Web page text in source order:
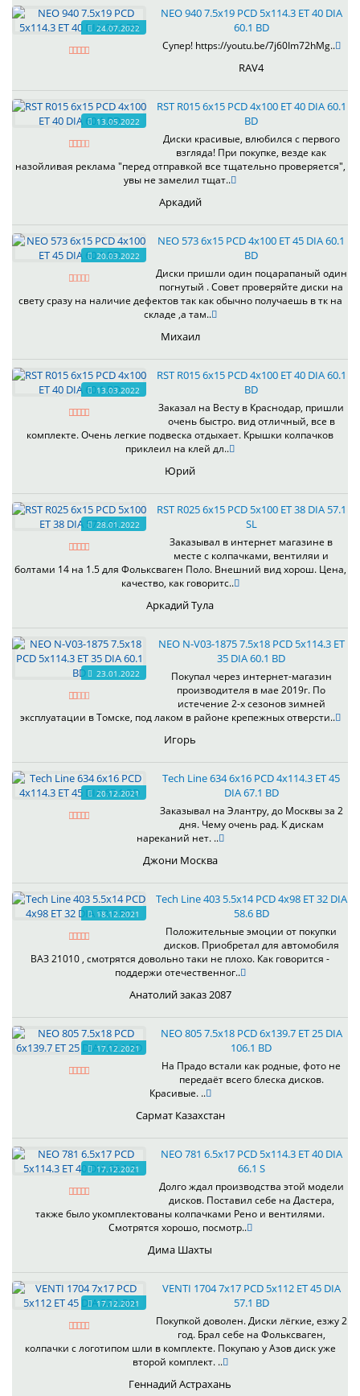
24.07.2022
NEO 940 7.5x19 PCD 5x114.3 ET 40 DIA
60.1 BD
Супер! https://youtu.be/7j60Im72hMg..
RAV4
13.05.2022
RST R015 6x15 PCD 4x100 ET 40 DIA 60.1
BD
Диски красивые, влюбился с первого
взгляда! При покупке, везде как
назойливая реклама "перед отправкой все тщательно проверяется",
увы не замелил тщат..
Аркадий
20.03.2022
NEO 573 6x15 PCD 4x100 ET 45 DIA 60.1
BD
Диски пришли один поцарапаный один
погнутый . Совет проверяйте диски на
свету сразу на наличие дефектов так как обычно получаешь в тк на
складе ,а там..
Михаил
13.03.2022
RST R015 6x15 PCD 4x100 ET 40 DIA 60.1
BD
Заказал на Весту в Краснодар, пришли
очень быстро. вид отличный, все в
комплекте. Очень легкие подвеска отдыхает. Крышки колпачков
приклеил на клей дл..
Юрий
28.01.2022
RST R025 6x15 PCD 5x100 ET 38 DIA 57.1
SL
Заказывал в интернет магазине в
месте с колпачками, вентиляи и
болтами 14 на 1.5 для Фольксваген Поло. Внешний вид хорош. Цена,
качество, как говоритс..
Аркадий Тула
23.01.2022
NEO N-V03-1875 7.5x18 PCD 5x114.3 ET
35 DIA 60.1 BD
Покупал через интернет-магазин
производителя в мае 2019г. По
истечение 2-х сезонов зимней
эксплуатации в Томске, под лаком в районе крепежных отверсти..
Игорь
20.12.2021
Tech Line 634 6x16 PCD 4x114.3 ET 45
DIA 67.1 BD
Заказывал на Элантру, до Москвы за 2
дня. Чему очень рад. К дискам
нареканий нет. ..
Джони Москва
18.12.2021
Tech Line 403 5.5x14 PCD 4x98 ET 32 DIA
58.6 BD
Положительные эмоции от покупки
дисков. Приобретал для автомобиля
ВАЗ 21010 , смотрятся довольно таки не плохо. Как говорится -
поддержи отечественног..
Анатолий заказ 2087
17.12.2021
NEO 805 7.5x18 PCD 6x139.7 ET 25 DIA
106.1 BD
На Прадо встали как родные, фото не
передаёт всего блеска дисков.
Красивые. ..
Сармат Казахстан
17.12.2021
NEO 781 6.5x17 PCD 5x114.3 ET 40 DIA
66.1 S
Долго ждал производства этой модели
дисков. Поставил себе на Дастера,
также было укомплектованы колпачками Рено и вентилями.
Смотрятся хорошо, посмотр..
Дима Шахты
17.12.2021
VENTI 1704 7x17 PCD 5x112 ET 45 DIA
57.1 BD
Покупкой доволен. Диски лёгкие, езжу 2
год. Брал себе на Фольксваген,
колпачки с логотипом шли в комплекте. Покупаю у Азов диск уже
второй комплект. ..
Геннадий Астрахань